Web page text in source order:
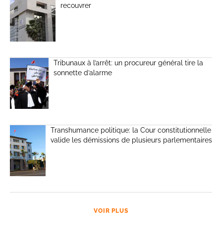
recouvrer
Tribunaux à l’arrêt: un procureur général tire la
sonnette d’alarme
Transhumance politique: la Cour constitutionnelle
valide les démissions de plusieurs parlementaires
VOIR PLUS